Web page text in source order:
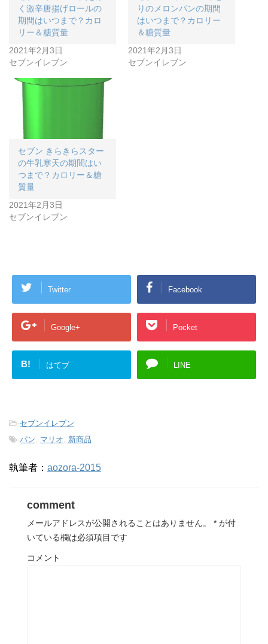
く激辛唐揚げロールの
期間はいつまで？カロ
リー＆糖質量
2021年2月3日
セブンイレブン
りのメロンパンの期間
はいつまで？カロリー
＆糖質量
2021年2月3日
セブンイレブン
セブン きらきらスター
の牛乳寒天の期間はい
つまで？カロリー＆糖
質量
2021年2月3日
セブンイレブン
Twitter Facebook
Google+ Pocket
B! はてブ LINE
-セブンイレブン
-パン, マリオ, 新商品
執筆者： aozora-2015
comment
メールアドレスが公開されることはありません。 * が付
いている欄は必須項目です
コメント